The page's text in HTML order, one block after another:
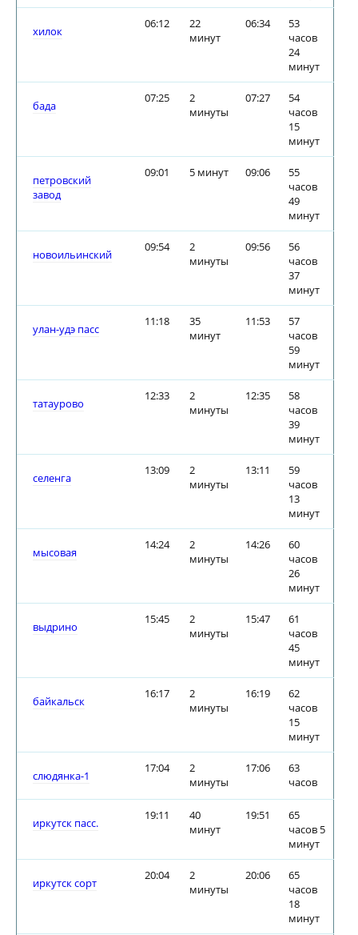
хилок
06:12
22
минут
06:34
53
часов
24
минут
бада
07:25
2
минуты
07:27
54
часов
15
минут
петровский
завод
09:01 5 минут 09:06
55
часов
49
минут
новоильинский
09:54
2
минуты
09:56
56
часов
37
минут
улан-удэ пасс
11:18
35
минут
11:53
57
часов
59
минут
татаурово
12:33
2
минуты
12:35
58
часов
39
минут
селенга
13:09
2
минуты
13:11
59
часов
13
минут
мысовая
14:24
2
минуты
14:26
60
часов
26
минут
выдрино
15:45
2
минуты
15:47
61
часов
45
минут
байкальск
16:17
2
минуты
16:19
62
часов
15
минут
слюдянка-1
17:04
2
минуты
17:06
63
часов
иркутск пасс.
19:11
40
минут
19:51
65
часов 5
минут
иркутск сорт
20:04
2
минуты
20:06
65
часов
18
минут